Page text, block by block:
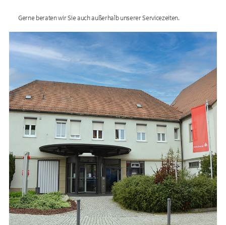
Gerne beraten wir Sie auch außerhalb unserer Servicezeiten.